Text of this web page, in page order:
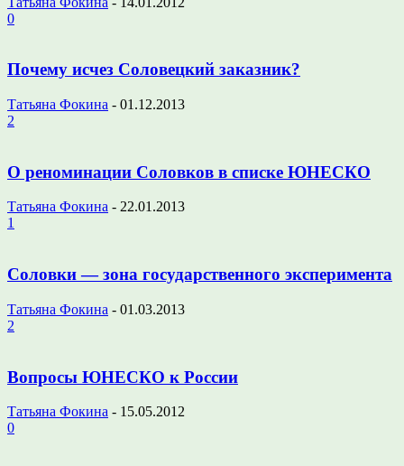
0
Почему исчез Соловецкий заказник?
Татьяна Фокина - 01.12.2013
2
О реноминации Соловков в списке ЮНЕСКО
Татьяна Фокина - 22.01.2013
1
Соловки — зона государственного эксперимента
Татьяна Фокина - 01.03.2013
2
Вопросы ЮНЕСКО к России
Татьяна Фокина - 15.05.2012
0